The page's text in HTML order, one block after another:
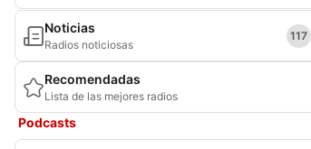
Noticias
Radios noticiosas
117
Recomendadas
Lista de las mejores radios
Podcasts